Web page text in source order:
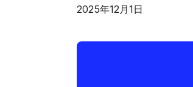
2025年12月1日